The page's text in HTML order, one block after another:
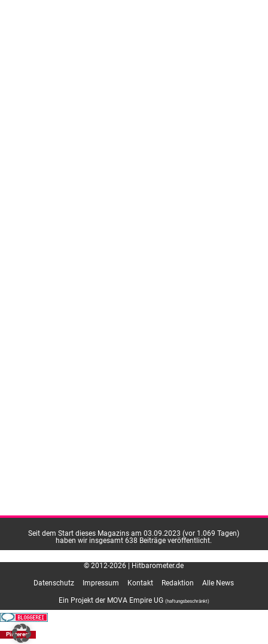
Seit dem Start dieses Magazins am 03.09.2023 (vor 1.069 Tagen)
haben wir insgesamt 638 Beiträge veröffentlicht.
© 2012-2026 | Hitbarometer.de
Ein Projekt der MOVA Empire UG (haftungsbeschränkt)
Datenschutz Impressum Kontakt Redaktion Alle News
Pinterest